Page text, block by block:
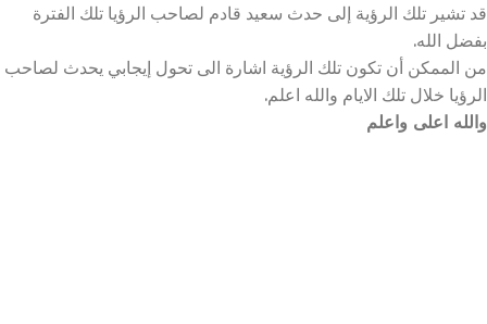
قد تشير تلك الرؤية إلى حدث سعيد قادم لصاحب الرؤيا تلك الفترة
بفضل الله.
من الممكن أن تكون تلك الرؤية اشارة الى تحول إيجابي يحدث لصاحب
الرؤيا خلال تلك الايام والله اعلم.
والله اعلى واعلم